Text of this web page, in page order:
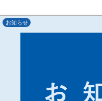
お知らせ